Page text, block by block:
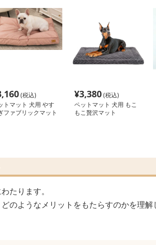
(税込)
トマット 犬用 やす
ファブリックマット
¥3,380(税込)
ペットマット 犬用 もこ
もこ贅沢マット
たります。
のようなメリットをもたらすのかを理解